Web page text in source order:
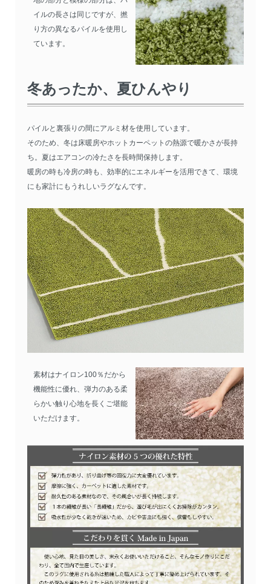
イルの長さは同じですが、撚
り方の異なるパイルを使用し
ています。
冬あったか、夏ひんやり
パイルと裏張りの間にアルミ材を使用しています。
そのため、冬は床暖房やホットカーペットの熱源で暖かさが長持
ち。夏はエアコンの冷たさを長時間保持します。
暖房の時も冷房の時も、効率的にエネルギーを活用できて、環境
にも家計にもうれしいラグなんです。
素材はナイロン100％だから
機能性に優れ、弾力のある柔
らかい触り心地を長くご堪能
いただけます。